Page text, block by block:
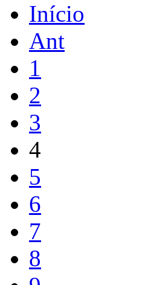
Início
Ant
1
2
3
4
5
6
7
8